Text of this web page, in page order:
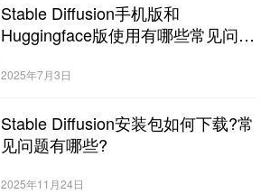
Stable Diffusion手机版和
Huggingface版使用有哪些常见问
2025年7月3日
Stable Diffusion安装包如何下载?常
见问题有哪些?
2025年11月24日